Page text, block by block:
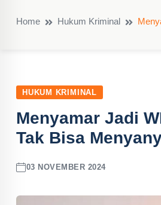
Home Hukum Kriminal
HUKUM KRIMINAL
Menyamar Jadi
Tak Bisa
03 NOVEMBER 2024